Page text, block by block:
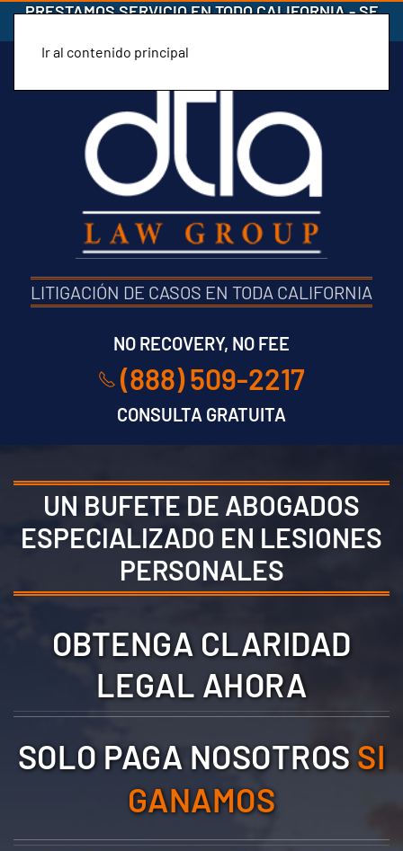
Ir al contenido principal
PRESTAMOS SERVICIO EN TODO CALIFORNIA-SE
LITIGACIÓN DE CASOS EN TODA CALIFORNIA
NO RECOVERY, NO FEE
(888) 509-2217
CONSULTA GRATUITA
UN BUFETE DE ABOGADOS
ESPECIALIZADO EN LESIONES
PERSONALES
OBTENGA CLARIDAD
LEGAL AHORA
SOLO PAGA NOSOTROS SI
GANAMOS